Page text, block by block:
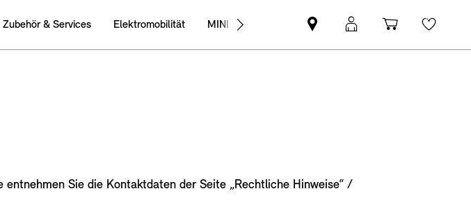
Zubehör & Services Elektromobilität MINI Business
MINI
Partner
Mein
MINI
Shopping
cart
Sie die Kontaktdaten der Seite „Rechtliche Hinweise“ /